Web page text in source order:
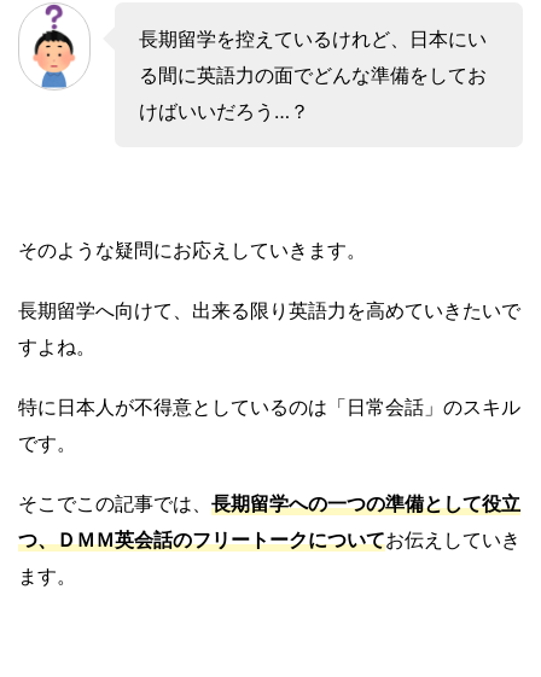
長期留学を控えているけれど、日本にい
る間に英語力の面でどんな準備をしてお
けばいいだろう…？
そのような疑問にお応えしていきます。
長期留学へ向けて、出来る限り英語力を高めていきたいで
すよね。
特に日本人が不得意としているのは「日常会話」のスキル
です。
そこでこの記事では、 長期留学への一つの準備として役立
つ、ＤＭＭ英会話のフリートークについてお伝えしていき
ます。